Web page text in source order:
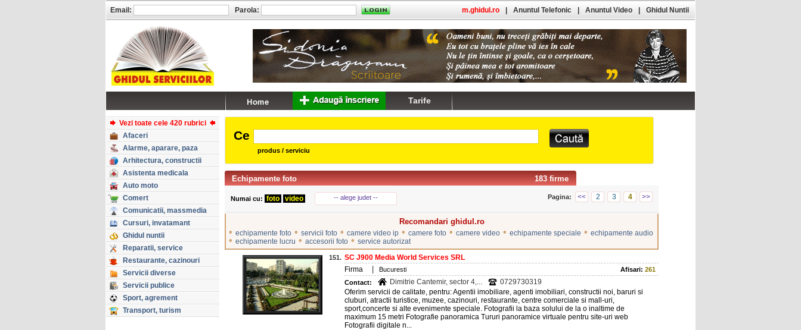
Vezi toate cele 420 rubrici
Afaceri
Alarme, aparare, paza
Arhitectura, constructii
Asistenta medicala
Auto moto
Comert
Comunicatii, massmedia
Cursuri, invatamant
Ghidul nuntii
Reparatii, service
Restaurante, cazinouri
Servicii diverse
Servicii publice
Sport, agrement
Transport, turism
Ce
produs / serviciu
183 firme
Echipamente foto
Numai cu: foto video -- alege judet -- Pagina: << 2 3 4 >>
Recomandari ghidul.ro
• echipamente foto • servicii foto • camere video ip • camere foto • camere video • echipamente speciale • echipamente audio
• echipamente lucru • accesorii foto • service autorizat
151. SC J900 Media World Services SRL
Firma
Bucuresti Afisari: 261
Contact:
Dimitrie Cantemir, sector 4,...
0729730319
Oferim servicii de calitate, pentru: Agentii imobiliare, agenti imobiliari, constructii noi, baruri si
cluburi, atractii turistice, muzee, cazinouri, restaurante, centre comerciale si mall-uri,
sport,concerte si alte evenimente speciale. Fotografii la baza solului de la o inaltime de
maximum 15 metri Fotografie panoramica Tururi panoramice virtuale pentru site-uri web
Fotografii digitale n...
Email: Parola: m.ghidul.ro Anuntul Telefonic Anuntul Video Ghidul Nuntii
Tarife